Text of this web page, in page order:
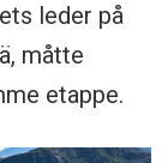
leder på
måtte
etappe.